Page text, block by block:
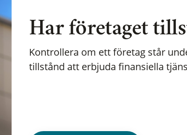
Har företaget
Kontrollera om ett företag står
tillstånd att erbjuda finansiella